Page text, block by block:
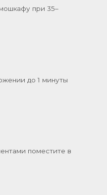
при 35–
до 1 минуты
поместите в